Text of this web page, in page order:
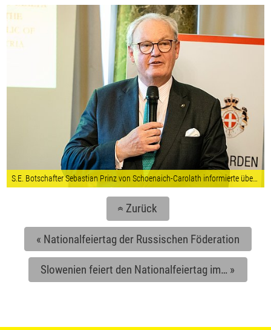
S.E. Botschafter Sebastian Prinz von Schoenaich-Carolath informierte über die internationale Hilfstätigkeit des Malteserordens und über den Kampf gegen den globalen Menschenhandel. © Fotocredit: Souveräner Malteser-Ritter-Orden – Stephan Schönlaub
«Zurück
« Nationalfeiertag der Russischen Föderation
Slowenien feiert den Nationalfeiertag im… »